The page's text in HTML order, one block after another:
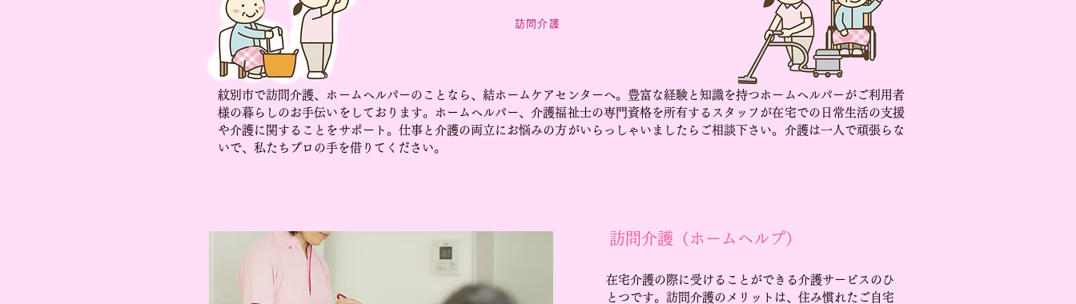
訪問介護
紋別市で訪問介護、ホームヘルパーのことなら、結ホームケアセンターへ。豊富な経験と知識を持つホームヘルパーがご利用者
様の暮らしのお手伝いをしております。ホームヘルパー、介護福祉士の専門資格を所有するスタッフが在宅での日常生活の支援
や介護に関することをサポート。仕事と介護の両立にお悩みの方がいらっしゃいましたらご相談下さい。介護は一人で頑張らな
いで、私たちプロの手を借りてください。
訪問介護（ホームヘルプ）
在宅介護の際に受けることができる介護サービスのひ
とつです。訪問介護のメリットは、住み慣れたご自宅